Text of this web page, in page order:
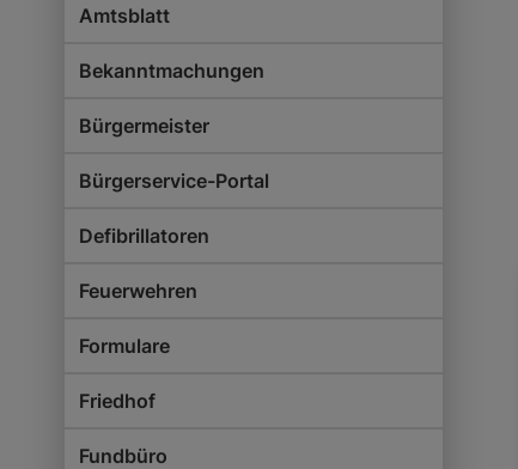
Amtsblatt
Bekanntmachungen
Bürgermeister
Bürgerservice-Portal
Defibrillatoren
Feuerwehren
Formulare
Friedhof
Fundbüro